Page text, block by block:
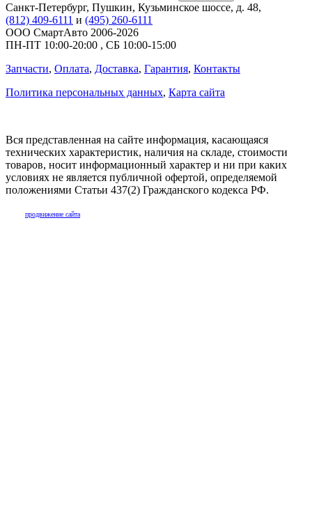
Санкт-Петербург, Пушкин, Кузьминское шоссе, д. 48,
(812) 409-6111 и (495) 260-6111
ООО СмартАвто 2006-2026
ПН-ПТ 10:00-20:00 , СБ 10:00-15:00
Запчасти, Оплата, Доставка, Гарантия, Контакты
Политика персональных данных, Карта сайта
Вся представленная на сайте информация, касающаяся
технических характеристик, наличия на складе, стоимости
товаров, носит информационный характер и ни при каких
условиях не является публичной офертой, определяемой
положениями Статьи 437(2) Гражданского кодекса РФ.
продвижение сайта